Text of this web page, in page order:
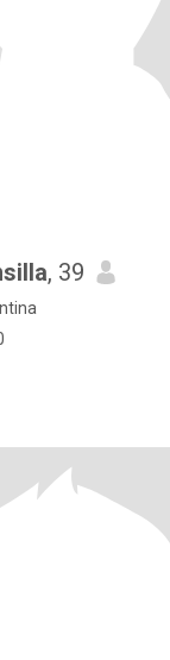
, 39